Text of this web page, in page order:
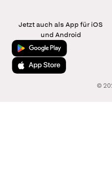
Jetzt auch als App für iOS
und Android
Jetzt bei Google Play
Laden im App Store
©